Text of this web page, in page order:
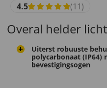
4.5 (11)
Overal helder
Uiterst robuuste
polycarbonaat (IP64)
bevestigingsogen